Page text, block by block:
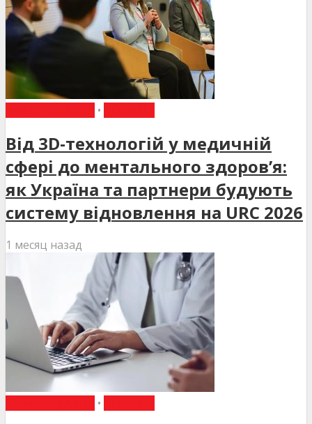
•
Від 3D-технологій у медичній
сфері до ментального здоров’я:
як Україна та партнери будують
систему відновлення на URC 2026
1 месяц назад
•